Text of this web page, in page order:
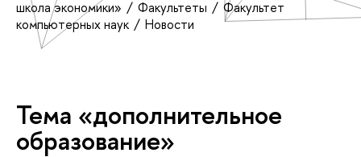
школа экономики»
Факультеты
Факультет
компьютерных наук
Новости
Тема «дополнительное
образование»